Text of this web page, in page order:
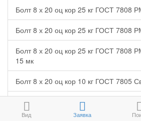
Болт 8 х 20 оц кор 25 кг ГОСТ 7808
Болт 8 х 20 оц кор 25 кг ГОСТ 7808
Болт 8 х 20 оц кор 25 кг ГОСТ 7808
15 мк
Болт 8 х 20 оц кор 10 кг ГОСТ 7805
Болт 8 х 20 оц кор 25 кг DIN 6921 с
Вид Заявка